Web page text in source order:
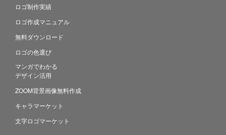
ロゴ制作実績
ロゴ作成マニュアル
無料ダウンロード
ロゴの色選び
マンガでわかる
デザイン活用
ZOOM背景画像無料作成
キャラマーケット
文字ロゴマーケット